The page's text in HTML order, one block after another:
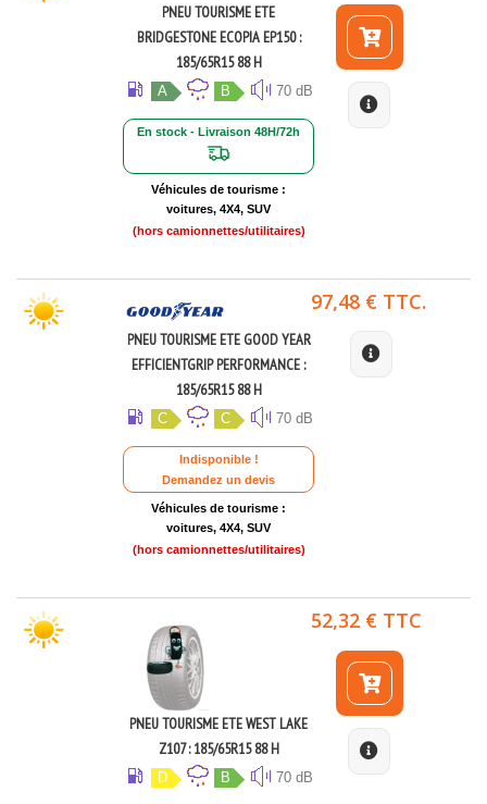
PNEU TOURISME ETE
BRIDGESTONE ECOPIA EP150 :
185/65R15 88 H
A B 70 dB
En stock - Livraison 48H/72h
Véhicules de tourisme :
voitures, 4X4, SUV
(hors camionnettes/utilitaires)
PNEU TOURISME ETE GOOD YEAR
EFFICIENTGRIP PERFORMANCE :
185/65R15 88 H
C C 70 dB
Indisponible !
Demandez un devis
Véhicules de tourisme :
voitures, 4X4, SUV
(hors camionnettes/utilitaires)
97,48 € TTC.
PNEU TOURISME ETE WEST LAKE
Z107 : 185/65R15 88 H
D B 70 dB
52,32 € TTC